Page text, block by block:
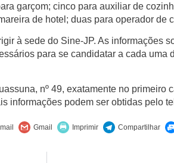
garçom; cinco para auxiliar de
de hotel; duas para operador de
à sede do Sine-JP. As informações
para se candidatar a cada uma
nº 49, exatamente no primeiro
informações podem ser obtidas pelo